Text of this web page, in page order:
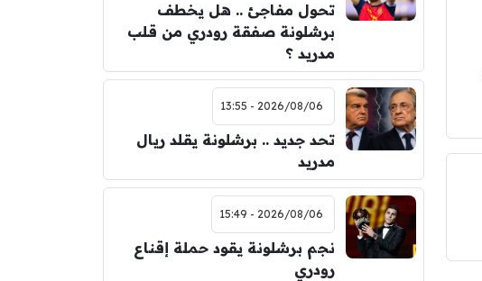
تحول مفاجئ .. هل يخطف
برشلونة صفقة رودري من قلب
مدريد ؟
2026/08/06 - 13:55
تحد جديد .. برشلونة يقلد ريال
مدريد
2026/08/06 - 15:49
نجم برشلونة يقود حملة إقناع
رودري